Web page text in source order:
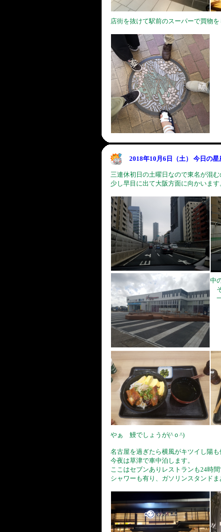
店街を抜けて駅前のスーパーで買物
2018年10月6日（土） 今日の
三連休初日の土曜日なので東名が混
少し早目に出て大阪方面に向かいます
中
やぁ 鰻でしょうが(^ｏ^)
名古屋を過ぎたら横風がキツイし陽
今夜は草津で車中泊します。
ここはセブンありレストランも24時
シャワーも有り、ガソリンスタンド